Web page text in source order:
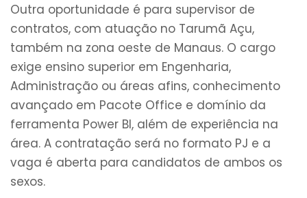
Outra oportunidade é para supervisor de
contratos, com atuação no Tarumã Açu,
também na zona oeste de Manaus. O cargo
exige ensino superior em Engenharia,
Administração ou áreas afins, conhecimento
avançado em Pacote Office e domínio da
ferramenta Power BI, além de experiência na
área. A contratação será no formato PJ e a
vaga é aberta para candidatos de ambos os
sexos.